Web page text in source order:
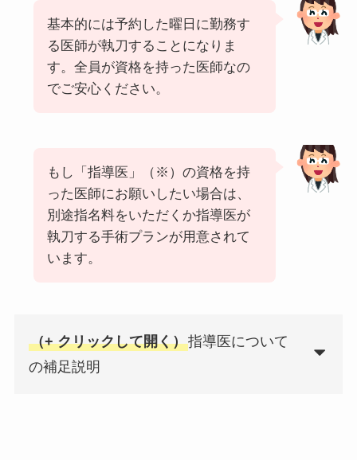
基本的には予約した曜日に勤務す
る医師が執刀することになりま
す。全員が資格を持った医師なの
でご安心ください。
もし「指導医」（※）の資格を持
った医師にお願いしたい場合は、
別途指名料をいただくか指導医が
執刀する手術プランが用意されて
います。
（+ クリックして開く）指導医について
の補足説明